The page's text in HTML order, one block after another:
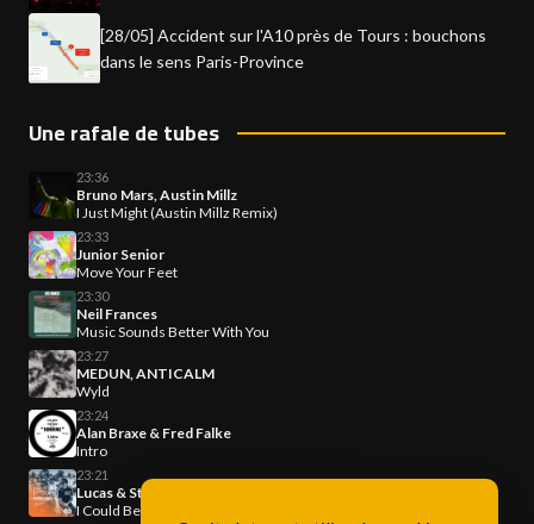
[28/05] Accident sur l'A10 près de Tours : bouchons
dans le sens Paris-Province
Une rafale de tubes
23:36
Bruno Mars, Austin Millz
I Just Might (Austin Millz Remix)
23:33
Junior Senior
Move Your Feet
23:30
Neil Frances
Music Sounds Better With You
23:27
MEDUN, ANTICALM
Wyld
23:24
Alan Braxe & Fred Falke
Intro
23:21
Lucas & Steve
I Could Be Wrong